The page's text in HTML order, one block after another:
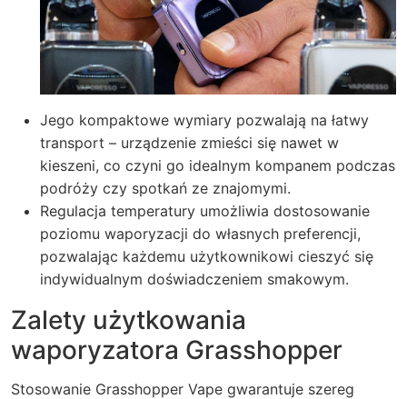
Jego kompaktowe wymiary pozwalają na łatwy
transport – urządzenie zmieści się nawet w
kieszeni, co czyni go idealnym kompanem podczas
podróży czy spotkań ze znajomymi.
Regulacja temperatury umożliwia dostosowanie
poziomu waporyzacji do własnych preferencji,
pozwalając każdemu użytkownikowi cieszyć się
indywidualnym doświadczeniem smakowym.
Zalety użytkowania
waporyzatora Grasshopper
Stosowanie Grasshopper Vape gwarantuje szereg